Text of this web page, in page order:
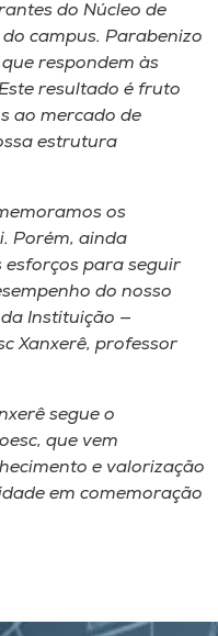
do Núcleo de
campus. Parabenizo
respondem às
resultado é fruto
ao mercado de
estrutura
os
Porém, ainda
esforços para seguir
do nosso
Instituição —
Xanxerê, professor
segue o
que vem
e valorização
em comemoração